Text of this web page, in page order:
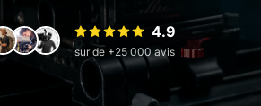
4.9
sur de +25 000 avis